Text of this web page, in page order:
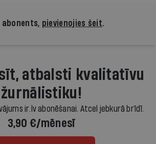
abonents, pievienojies šeit.
atbalsti kvalitatīvu
žurnālistiku!
ir.lv abonēšanai. Atcel jebkurā brīdī.
3,90 €/mēnesī